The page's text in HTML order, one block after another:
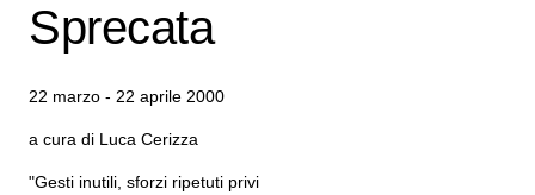
Sprecata
22 marzo - 22 aprile 2000
a cura di Luca Cerizza
"Gesti inutili, sforzi ripetuti privi